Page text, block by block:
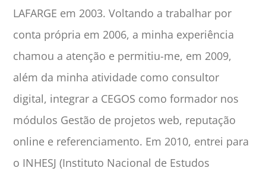
LAFARGE em 2003. Voltando a trabalhar por
conta própria em 2006, a minha experiência
chamou a atenção e permitiu-me, em 2009,
além da minha atividade como consultor
digital, integrar a CEGOS como formador nos
módulos Gestão de projetos web, reputação
online e referenciamento. Em 2010, entrei para
o INHESJ (Instituto Nacional de Estudos